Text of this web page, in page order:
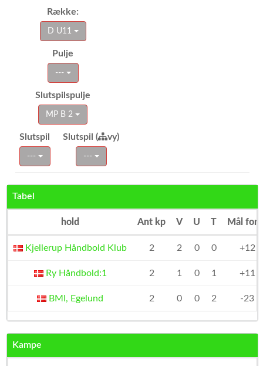
Række:
D U11
Pulje
---
Slutspilspulje
MP B 2
Slutspil Slutspil ( vy)
--- ---
Tabel
hold Ant kp V U T Mål
Kjellerup Håndbold Klub 2 2 0 0 +12
Ry Håndbold:1 2 1 0 1 +11
BMI, Egelund 2 0 0 2 -23
Kampe